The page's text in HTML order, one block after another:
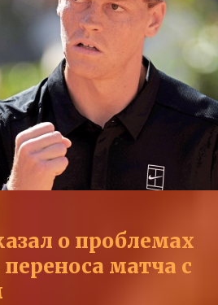
о проблемах
переноса матча с